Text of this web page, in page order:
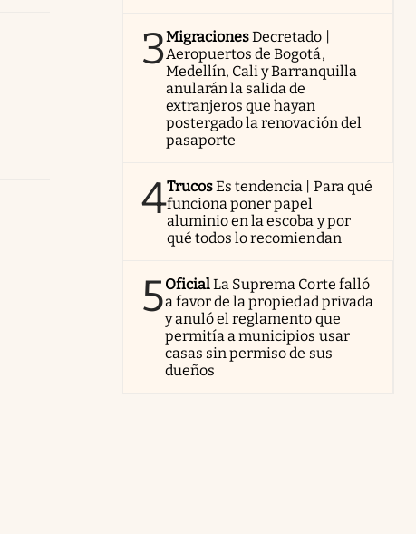
3MigracionesDecretado |
Aeropuertos de Bogotá,
Medellín, Cali y Barranquilla
anularán la salida de
extranjeros que hayan
postergado la renovación del
pasaporte
4TrucosEs tendencia | Para qué
funciona poner papel
aluminio en la escoba y por
qué todos lo recomiendan
5OficialLa Suprema Corte falló
a favor de la propiedad privada
y anuló el reglamento que
permitía a municipios usar
casas sin permiso de sus
dueños